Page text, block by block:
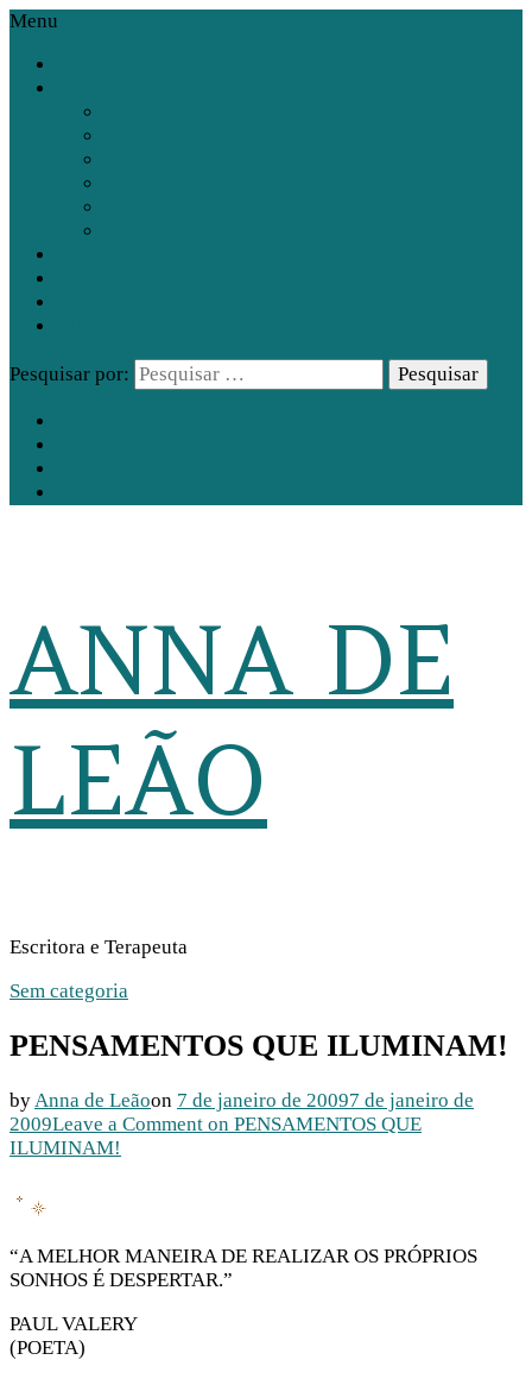
Menu
Pesquisar por:
ANNA DE
LEÃO
Escritora e Terapeuta
Sem categoria
PENSAMENTOS QUE ILUMINAM!
byAnna de Leãoon 7 de janeiro de 20097 de janeiro de
2009Leave a Comment on PENSAMENTOS QUE
ILUMINAM!
“A MELHOR MANEIRA DE REALIZAR OS PRÓPRIOS
SONHOS É DESPERTAR.”
PAUL VALERY
(POETA)